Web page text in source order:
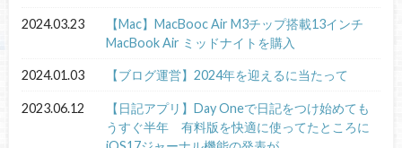
2024.03.23
【Mac】MacBooc Air M3チップ搭載13インチ
MacBook Air ミッドナイトを購入
2024.01.03 【ブログ運営】2024年を迎えるに当たって
2023.06.12
【日記アプリ】Day Oneで日記をつけ始めても
うすぐ半年 有料版を快適に使ってたところに